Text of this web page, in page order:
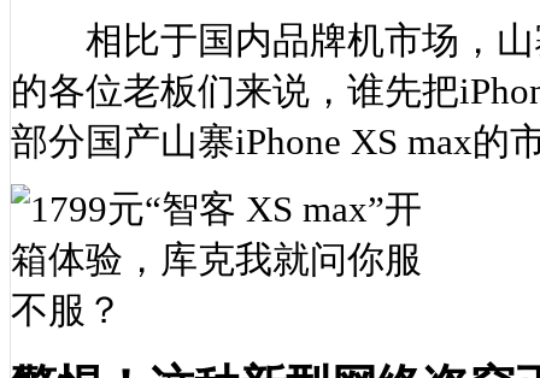
相比于国内品牌机市场，山
的各位老板们来说，谁先把
部分国产山寨iPhone XS max的